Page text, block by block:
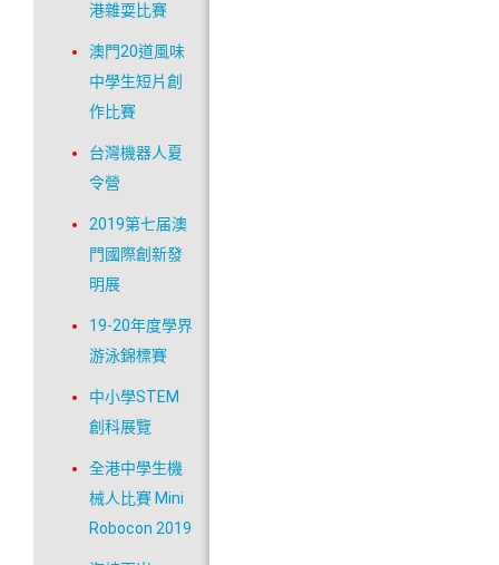
港雜耍比賽
澳門20道風味
中學生短片創
作比賽
台灣機器人夏
令營
2019第七届澳
門國際創新發
明展
19-20年度學界
游泳錦標賽
中小學STEM
創科展覽
全港中學生機
械人比賽 Mini
Robocon 2019